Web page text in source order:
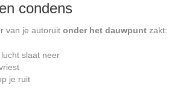
condens
van je autoruit onder het dauwpunt zakt:
slaat neer
je ruit